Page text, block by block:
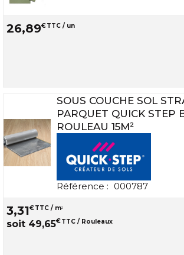
26,89€TTC / un
SOUS COUCHE SOL
PARQUET QUICK STEP
ROULEAU 15M²
Référence : 000787
3,31€TTC / m2
soit 49,65€TTC / Rouleaux